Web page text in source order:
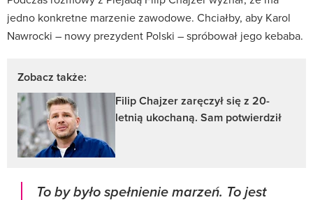
jedno konkretne marzenie zawodowe. Chciałby, aby Karol
Nawrocki – nowy prezydent Polski – spróbował jego kebaba.
Zobacz także:
Filip Chajzer zaręczył się z 20-
letnią ukochaną. Sam potwierdził
To by było spełnienie marzeń. To jest